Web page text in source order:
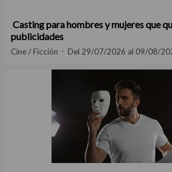
Casting para hombres y mujeres que
publicidades
Cine / Ficción Del 29/07/2026 al 09/08/